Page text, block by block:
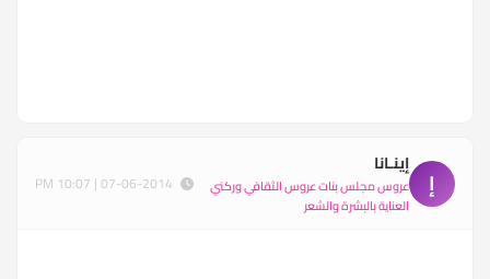
إ
إينـانا
عروس مجلس بنات عروس الثقافي وركني
العناية بالبشرة والشعر